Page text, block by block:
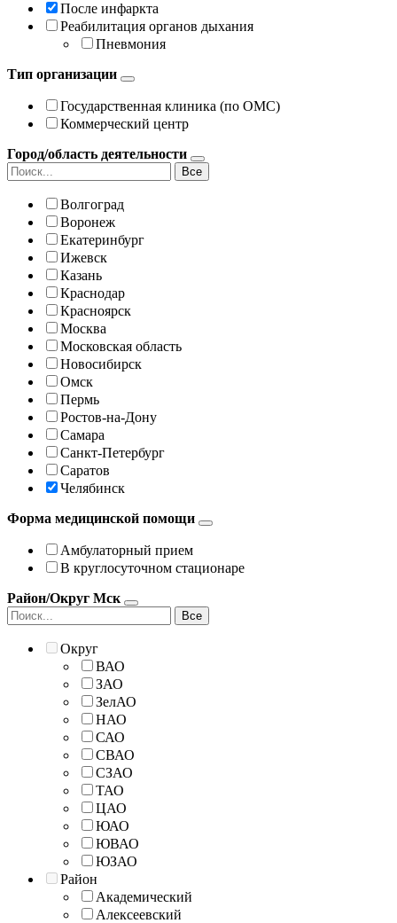
После инфаркта
Реабилитация органов дыхания
Пневмония
Тип организации
Государственная клиника (по ОМС)
Коммерческий центр
Город/область деятельности
Все
Волгоград
Воронеж
Екатеринбург
Ижевск
Казань
Краснодар
Красноярск
Москва
Московская область
Новосибирск
Омск
Пермь
Ростов-на-Дону
Самара
Санкт-Петербург
Саратов
Челябинск
Форма медицинской помощи
Амбулаторный прием
В круглосуточном стационаре
Район/Округ Мск
Все
Округ
ВАО
ЗАО
ЗелАО
НАО
САО
СВАО
СЗАО
ТАО
ЦАО
ЮАО
ЮВАО
ЮЗАО
Район
Академический
Алексеевский